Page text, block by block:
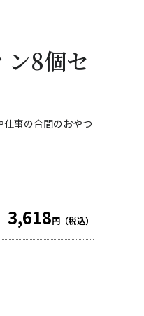
事の合間のおやつ
ン8個セ
3,618円（税込）